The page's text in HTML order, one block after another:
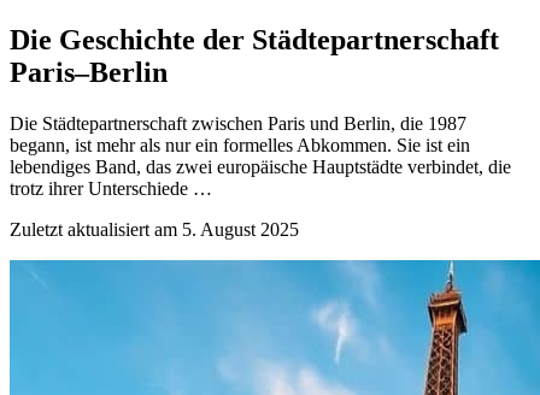
Die Geschichte der Städtepartnerschaft
Paris–Berlin
Die Städtepartnerschaft zwischen Paris und Berlin, die 1987
begann, ist mehr als nur ein formelles Abkommen. Sie ist ein
lebendiges Band, das zwei europäische Hauptstädte verbindet, die
trotz ihrer Unterschiede …
Zuletzt aktualisiert am 5. August 2025